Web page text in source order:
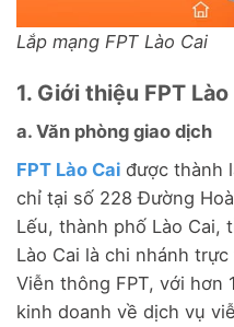
Lắp mạng FPT Lào Cai
1. Giới thiệu FPT Lào
a. Văn phòng giao dịch
FPT Lào Cai được thành
chỉ tại số 228 Đường
Lếu, thành phố Lào Cai,
Lào Cai là chi nhánh
Viễn thông FPT, với hơn
kinh doanh về dịch vụ